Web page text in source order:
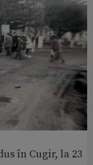
în Cugir, la 23